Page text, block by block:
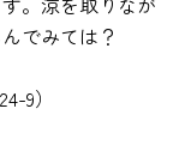
でみては？
9）